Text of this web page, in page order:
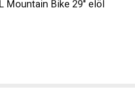
Mountain Bike 29" elöl